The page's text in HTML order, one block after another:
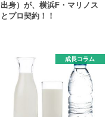
出身）が、横浜F・マリノス
とプロ契約！！
成長コラム